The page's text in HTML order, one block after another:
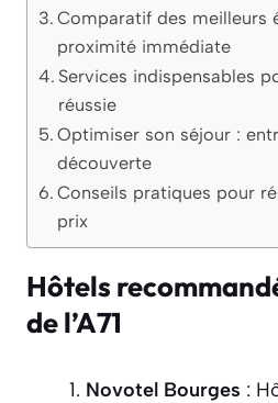
Comparatif des meilleurs
proximité immédiate
Services indispensables
réussie
Optimiser son séjour :
découverte
Conseils pratiques pour
prix
Hôtels
de l’A71
Novotel Bourges :